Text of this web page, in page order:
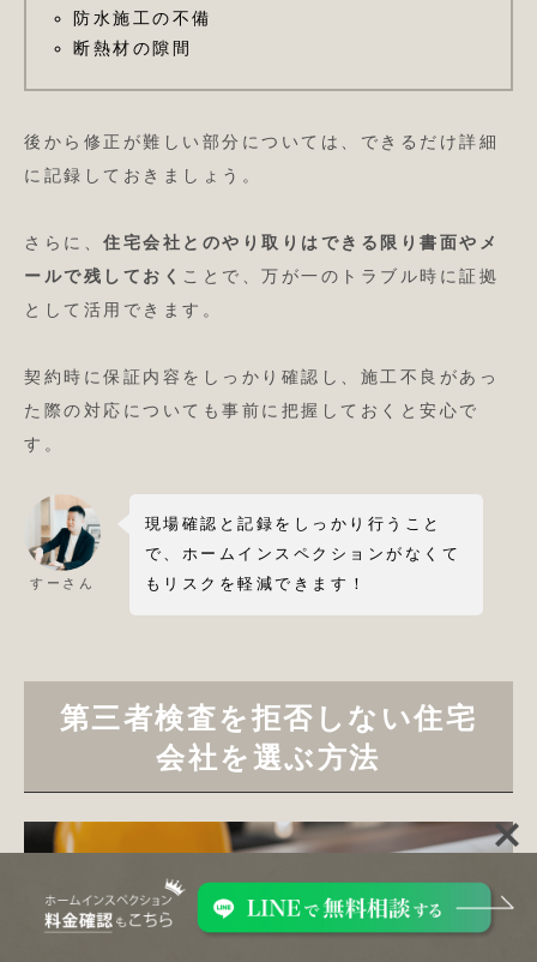
防水施工の不備
断熱材の隙間
後から修正が難しい部分については、できるだけ詳細
に記録しておきましょう。
さらに、 住宅会社とのやり取りはできる限り書面やメ
ールで残しておく ことで、万が一のトラブル時に証拠
として活用できます。
契約時に保証内容をしっかり確認し、施工不良があっ
た際の対応についても事前に把握しておくと安心で
す。
すーさん
現場確認と記録をしっかり行うこと
で、ホームインスペクションがなくて
もリスクを軽減できます！
第三者検査を拒否しない住宅
会社を選ぶ方法
